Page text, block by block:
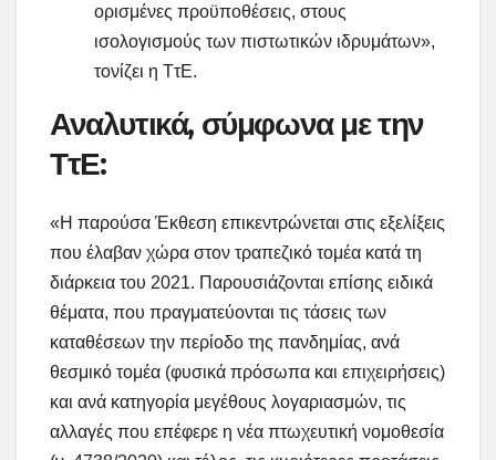
ορισμένες προϋποθέσεις, στους
ισολογισμούς των πιστωτικών ιδρυμάτων»,
τονίζει η ΤτΕ.
Αναλυτικά, σύμφωνα με την
ΤτΕ:
«Η παρούσα Έκθεση επικεντρώνεται στις εξελίξεις
που έλαβαν χώρα στον τραπεζικό τομέα κατά τη
διάρκεια του 2021. Παρουσιάζονται επίσης ειδικά
θέματα, που πραγματεύονται τις τάσεις των
καταθέσεων την περίοδο της πανδημίας, ανά
θεσμικό τομέα (φυσικά πρόσωπα και επιχειρήσεις)
και ανά κατηγορία μεγέθους λογαριασμών, τις
αλλαγές που επέφερε η νέα πτωχευτική νομοθεσία